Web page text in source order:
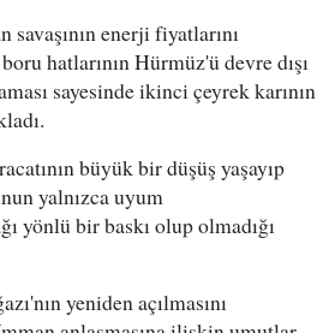
savaşının enerji fiyatlarını
hatlarının Hürmüz'ü devre dışı
sayesinde ikinci çeyrek karının
büyük bir düşüş yaşayıp
yalnızca uyum
yönlü bir baskı olup olmadığı
yeniden açılmasını